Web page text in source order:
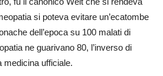
si poteva evitare un’ecatombe
dell’epoca su 100 malati di
ne guarivano 80, l’inverso di
medicina ufficiale.